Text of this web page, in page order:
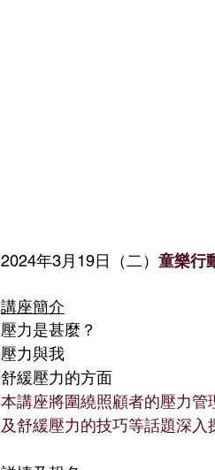
2024年3月19日（二） 童樂行
講座簡介
壓力是甚麼？
壓力與我
舒緩壓力的方面
本講座將圍繞照顧者的壓力
及舒緩壓力的技巧等話題深入